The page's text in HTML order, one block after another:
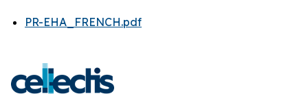
PR-EHA_FRENCH.pdf